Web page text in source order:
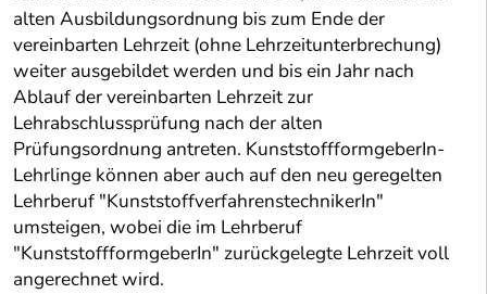
alten Ausbildungsordnung bis zum Ende der
vereinbarten Lehrzeit (ohne Lehrzeitunterbrechung)
weiter ausgebildet werden und bis ein Jahr nach
Ablauf der vereinbarten Lehrzeit zur
Lehrabschlussprüfung nach der alten
Prüfungsordnung antreten. KunststoffformgeberIn-
Lehrlinge können aber auch auf den neu geregelten
Lehrberuf "KunststoffverfahrenstechnikerIn"
umsteigen, wobei die im Lehrberuf
"KunststoffformgeberIn" zurückgelegte Lehrzeit voll
angerechnet wird.